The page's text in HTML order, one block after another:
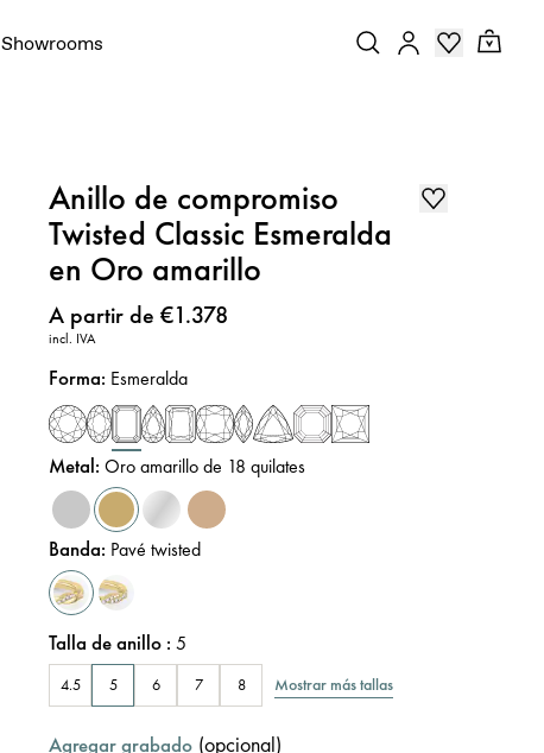
Showrooms
Anillo de compromiso
Twisted Classic Esmeralda
en Oro amarillo
Precio:
A partir de €1.378
incl. IVA
Forma: Esmeralda
Metal:Oro amarillo de 18 quilates
Banda: Pavé twisted
Talla de anillo :5
4.5 5 6 7 8 Mostrar más tallas
Agregar grabado (opcional)